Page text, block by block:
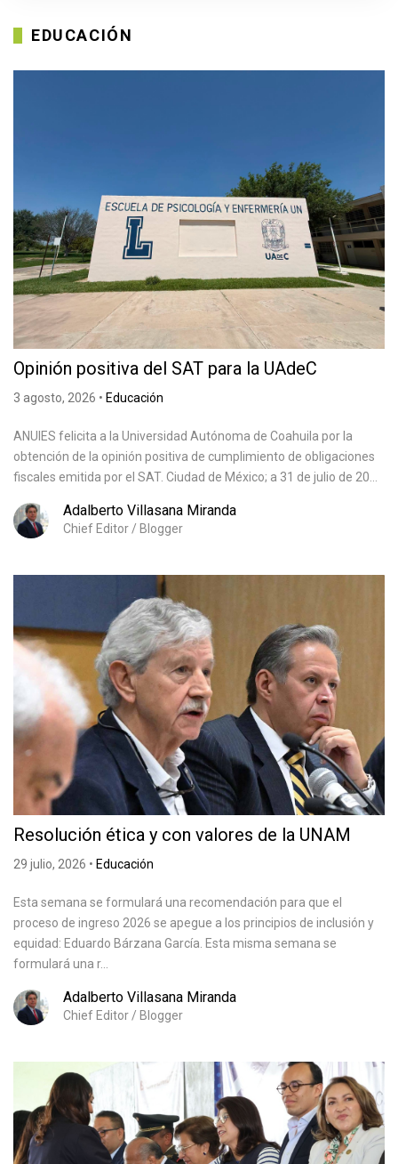
EDUCACIÓN
Opinión positiva del SAT para la UAdeC
3 agosto, 2026 • Educación
ANUIES felicita a la Universidad Autónoma de Coahuila por la
obtención de la opinión positiva de cumplimiento de obligaciones
fiscales emitida por el SAT. Ciudad de México; a 31 de julio de 20...
Adalberto Villasana Miranda
Chief Editor / Blogger
Resolución ética y con valores de la UNAM
29 julio, 2026 • Educación
Esta semana se formulará una recomendación para que el
proceso de ingreso 2026 se apegue a los principios de inclusión y
equidad: Eduardo Bárzana García. Esta misma semana se
formulará una r...
Adalberto Villasana Miranda
Chief Editor / Blogger